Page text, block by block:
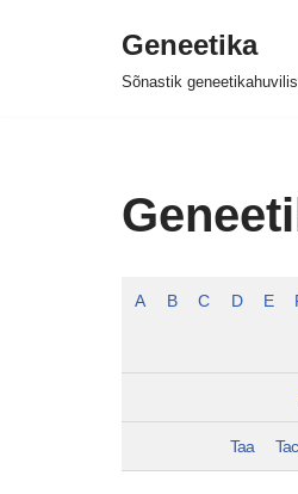
Geneetika
Sõnastik
A B C D E
Taa Tac